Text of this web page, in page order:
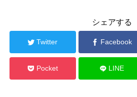
シェアする
Twitter Facebook
Pocket LINE